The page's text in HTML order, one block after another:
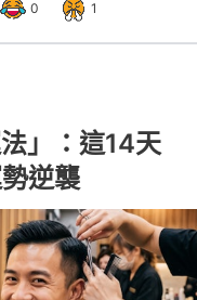
0 1
」：這14天
逆襲